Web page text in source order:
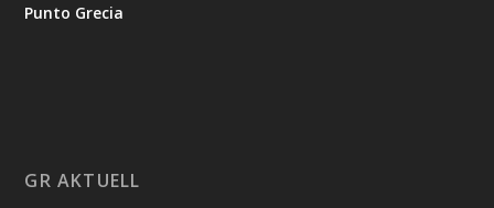
Punto Grecia
GR AKTUELL